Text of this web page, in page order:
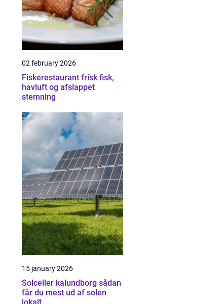
02 february 2026
Fiskerestaurant frisk fisk,
havluft og afslappet
stemning
15 january 2026
Solceller kalundborg sådan
får du mest ud af solen